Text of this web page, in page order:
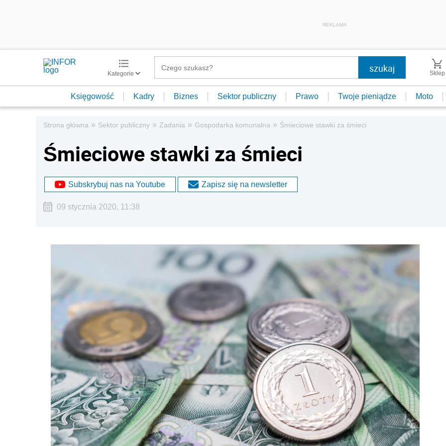
REKLAMA
Kategorie Sklep
Księgowość Kadry Biznes Sektor publiczny Prawo Twoje pieniądze Moto
Strona główna » Sektor publiczny » Zadania » Gospodarka komunalna » Śmieciowe stawki za śmieci
Śmieciowe stawki za śmieci
Subskrybuj nas na Youtube Zapisz się na newsletter
09 stycznia 2020, 11:38